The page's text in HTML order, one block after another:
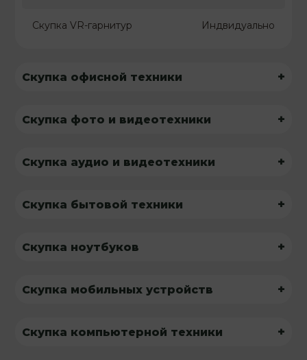
Скупка VR-гарнитур Индвидуально
Скупка офисной техники +
Скупка фото и видеотехники +
Скупка аудио и видеотехники +
Скупка бытовой техники +
Скупка ноутбуков +
Скупка мобильных устройств +
Скупка компьютерной техники +